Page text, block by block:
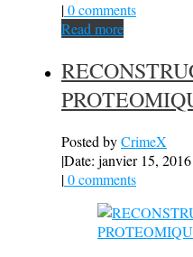
|0 comments
Read more
Posted byCrimeX
|Date: janvier 15, 2016
|0 comments